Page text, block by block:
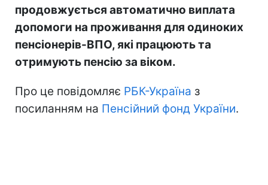
продовжується автоматично виплата
допомоги на проживання для одиноких
пенсіонерів-ВПО, які працюють та
отримують пенсію за віком.
Про це повідомляє РБК-Україна з
посиланням на Пенсійний фонд України.